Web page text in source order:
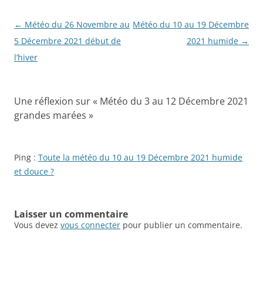
Navigation
des
articles
← Météo du 26 Novembre au
5 Décembre 2021 début de
l’hiver
Météo du 10 au 19 Décembre
2021 humide →
Une réflexion sur « Météo du 3 au 12 Décembre 2021
grandes marées »
Ping : Toute la météo du 10 au 19 Décembre 2021 humide
et douce ?
Laisser un commentaire
Vous devez vous connecter pour publier un commentaire.